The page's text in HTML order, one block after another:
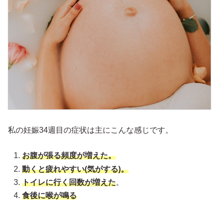
私の妊娠34週目の症状は主にこんな感じです。
お腹が張る頻度が増えた。
動くと疲れやすい(気がする)。
トイレに行く回数が増えた。
食後に喉が鳴る